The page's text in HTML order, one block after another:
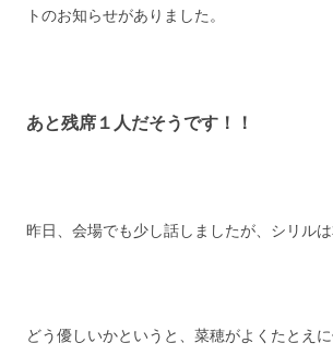
トのお知らせがありました。
あと残席１人だそうです！！
昨日、会場でも少し話しましたが、シリル
どう優しいかというと、菜穂がよくたとえに